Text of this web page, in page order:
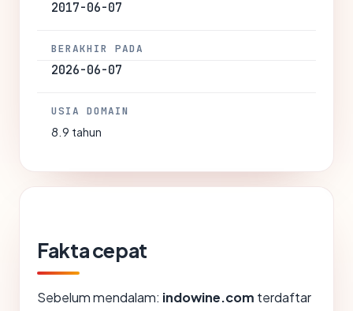
2017-06-07
BERAKHIR PADA
2026-06-07
USIA DOMAIN
8.9 tahun
Fakta cepat
Sebelum mendalam: indowine.com terdaftar